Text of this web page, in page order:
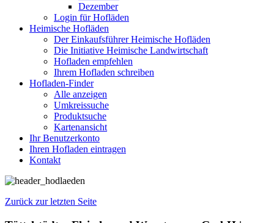
Dezember
Login für Hofläden
Heimische Hofläden
Der Einkaufsführer Heimische Hofläden
Die Initiative Heimische Landwirtschaft
Hofladen empfehlen
Ihrem Hofladen schreiben
Hofladen-Finder
Alle anzeigen
Umkreissuche
Produktsuche
Kartenansicht
Ihr Benutzerkonto
Ihren Hofladen eintragen
Kontakt
Zurück zur letzten Seite